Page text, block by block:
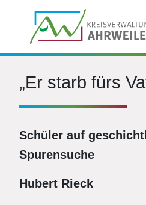
„Er starb fürs
Schüler auf
Spurensuche
Hubert Rieck